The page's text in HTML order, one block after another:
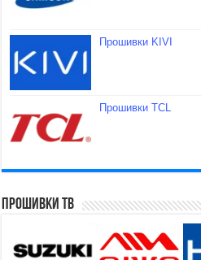
Прошивки KIVI
Прошивки TCL
Прошивки ТВ